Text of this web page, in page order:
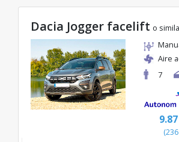
Dacia Jogger facelift o
Aire
7
9.87